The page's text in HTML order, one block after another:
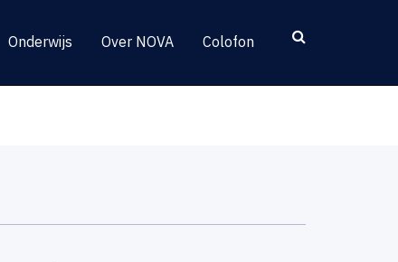
Onderwijs Over NOVA Colofon